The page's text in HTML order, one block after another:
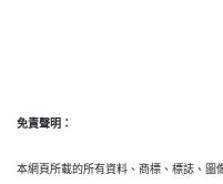
免責聲明：
本網頁所載的所有資料、商標、標誌、圖